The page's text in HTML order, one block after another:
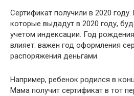
Сертификат получили в 2020 году.
которые выдадут в 2020 году,
учетом индексации. Год
влияет: важен год оформления
распоряжения деньгами.
Например, ребенок родился в
Мама получит сертификат в тот